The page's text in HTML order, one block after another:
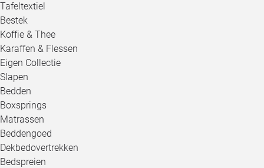
Tafeltextiel
Bestek
Koffie & Thee
Karaffen & Flessen
Eigen Collectie
Slapen
Bedden
Boxsprings
Matrassen
Beddengoed
Dekbedovertrekken
Bedspreien